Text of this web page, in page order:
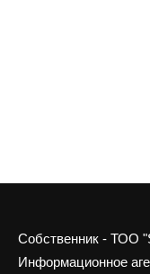
Собственник - ТОО
Информационное